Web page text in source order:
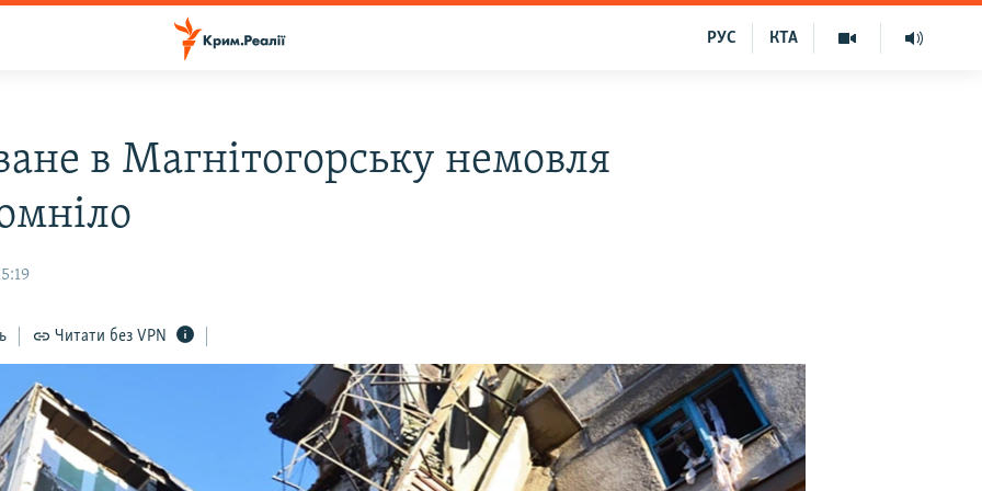
КТА
РУС
в Магнітогорську немовля
Читати без VPN